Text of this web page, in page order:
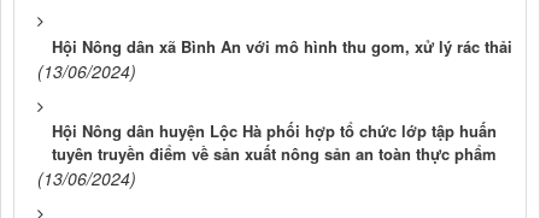
Hội Nông dân xã Bình An với mô hình thu gom, xử lý rác thải
(13/06/2024)
Hội Nông dân huyện Lộc Hà phối hợp tổ chức lớp tập huấn
tuyên truyền điểm về sản xuất nông sản an toàn thực phẩm
(13/06/2024)